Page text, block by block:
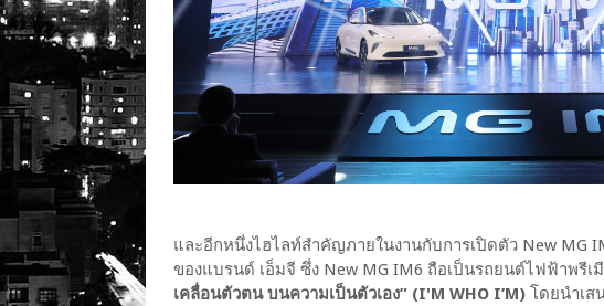
และอีกหนึ่งไฮไลท์สำคัญภายในงานกับการเปิดตัว New MG
ของแบรนด์ เอ็มจี ซึ่ง New MG IM6 ถือเป็นรถยนต์ไฟฟ้าพรี
เคลื่อนตัวตน บนความเป็นตัวเอง” (I'M WHO I’M) โดยนำเส